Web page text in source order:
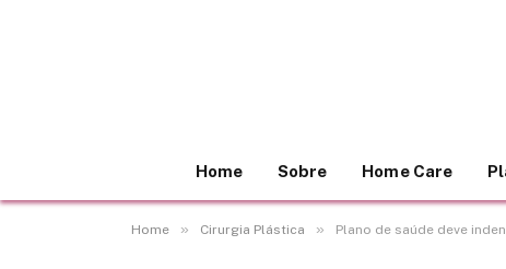
Home Sobre Home Care
Home » Cirurgia Plástica » Plano de saúde deve